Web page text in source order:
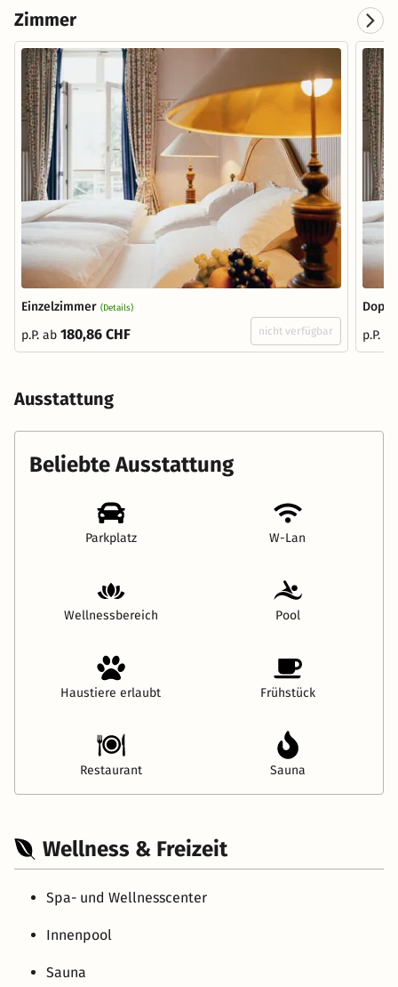
Zimmer
Einzelzimmer (Details)
p.P. ab 180,86 CHF nicht verfügbar
p.P.
Ausstattung
Beliebte Ausstattung
Parkplatz W-Lan
Wellnessbereich Pool
Haustiere erlaubt Frühstück
Restaurant Sauna
Wellness & Freizeit
Spa- und Wellnesscenter
Innenpool
Sauna